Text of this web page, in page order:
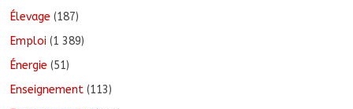
Élevage (187)
Emploi (1 389)
Énergie (51)
Enseignement (113)